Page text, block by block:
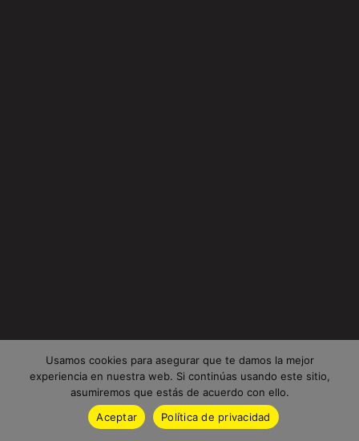
Usamos cookies para asegurar que te damos la mejor
experiencia en nuestra web. Si continúas usando este sitio,
asumiremos que estás de acuerdo con ello.
Aceptar
Política de privacidad